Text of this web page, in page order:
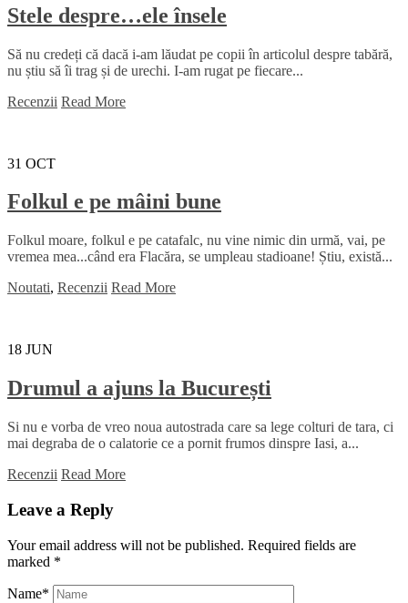
Stele despre…ele însele
Să nu credeți că dacă i-am lăudat pe copii în articolul despre tabără,
nu știu să îi trag și de urechi. I-am rugat pe fiecare...
Recenzii Read More
31 OCT
Folkul e pe mâini bune
Folkul moare, folkul e pe catafalc, nu vine nimic din urmă, vai, pe
vremea mea...când era Flacăra, se umpleau stadioane! Știu, există...
Noutati, Recenzii Read More
18 JUN
Drumul a ajuns la București
Si nu e vorba de vreo noua autostrada care sa lege colturi de tara, ci
mai degraba de o calatorie ce a pornit frumos dinspre Iasi, a...
Recenzii Read More
Leave a Reply
Your email address will not be published. Required fields are
marked *
Name*